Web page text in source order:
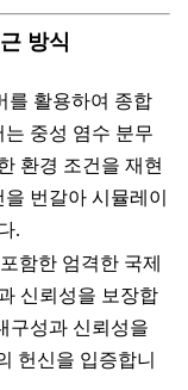
방식
를 활용하여 종합
중성 염수 분무
환경 조건을 재현
번갈아 시뮬레이
.
함한 엄격한 국제
신뢰성을 보장합
구성과 신뢰성을
헌신을 입증합니